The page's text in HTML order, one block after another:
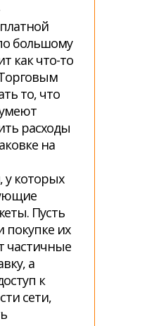
большому
как что-то
то, что
расходы
на
у которых
Пусть
покупке их
частичные
а
к
сети,